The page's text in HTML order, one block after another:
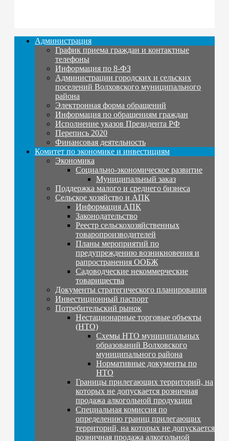
Администрация
График приема граждан и контактные
телефоны
Информация по 8-ФЗ
Администрации городских и сельских
поселений Волховского муниципального
района
Электронная форма обращений
Информация по обращениям граждан
Исполнение указов Президента РФ
Перепись 2020
Финансовая деятельность
Комитет по экономике и инвестициям
Экономика
Социально-экономическое развитие
Муниципальный заказ
Поддержка малого и среднего бизнеса
Сельское хозяйство и АПК
Информация АПК
Законодательство
Реестр сельскохозяйственных
товаропроизводителей
Планы мероприятий по
предупреждению возникновения и
рапространения ООБЖ
Садоводческие некоммерческие
товарищества
Документы стратегического планирования
Инвестиционный паспорт
Потребительский рынок
Нестационарные торговые объекты
(НТО)
Схемы НТО муниципальных
образований Волховского
муниципального района
Нормативные документы по
НТО
Границы прилегающих территорий, на
которых не допускается розничная
продажа алкогольной продукции
Специальная комиссия по
определению границ прилегающих
территорий, на которых не допускается
розничная продажа алкогольной